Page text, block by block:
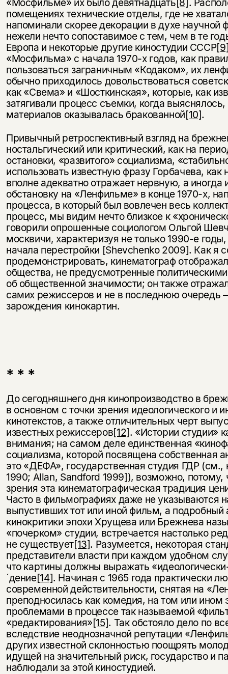
помещениях технические отделы, где не
напоминали скорее декорации в духе научной
нежели нечто сопоставимое с тем, чем в те
Европа и некоторые другие киностудии СССР
«Мосфильма» с начала 1970-х годов, как
пользоваться заграничным «Кодаком», их
обычно приходилось довольствоваться
как «Свема» и «Шосткинская», которые, как
затягивали процесс съемки, когда
материалов оказывалась бракованной[10].
Привычный ретроспективный взгляд на
ностальгический или критический, как на
остановки, «развитого» социализма,
использовать известную фразу Горбачева, как
вполне адекватно отражает нервную, а
обстановку на «Ленфильме» в конце 1970-х,
процесса, в который был вовлечен весь
процесс, мы видим нечто близкое к
говорили опрошенные социологом Ольгой
москвичи, характеризуя не только 1990-е
начала перестройки [Shevchenko 2009]. Как я
продемонстрировать, кинематограф
общества, не предусмотренные
об общественной значимости; он также
самих режиссеров и не в последнюю очередь
зарождения кинокартин.
* * *
До сегодняшнего дня кинопроизводство в
в основном с точки зрения идеологического и
кинотекстов, а также отличительных черт
известных режиссеров[12]. «Истории студии»
внимания; на самом деле единственная
социализма, которой посвящена собственная
это «ДЕФА», государственная студия ГДР
1990; Allan, Sandford 1999]), возможно, потому,
зрения эта кинематографическая традиция
Часто в фильмографиях даже не указываются
выпустивших тот или иной фильм, а подробный
кинокритики эпохи Хрущева или Брежнева
«почерком» студии, встречается настолько
не существует[13]. Разумеется, некоторая
представители власти при каждом удобном
что картины должны выражать
´дение[14]. Начиная с 1965 года практически
современной действительности, снятая на
преподносилась как комедия, на том или ином
проблемами в процессе так называемой
«редактирования»[15]. Так обстояло дело по
вследствие неоднозначной репутации
других известной склонностью поощрять
идущей на значительный риск, государство и
наблюдали за этой киностудией.